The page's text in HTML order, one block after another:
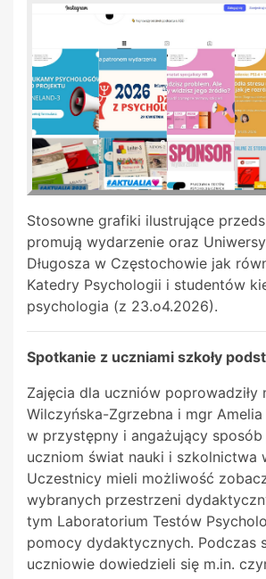
Stosowne grafiki ilustrujące
promują wydarzenie oraz
Długosza w Częstochowie jak
Katedry Psychologii i studentów
psychologia (z 23.o4.2026).
Spotkanie z uczniami szkoły
Zajęcia dla uczniów poprowadziły
Wilczyńska-Zgrzebna i mgr
w przystępny i angażujący sposób
uczniom świat nauki i szkolnictwa
Uczestnicy mieli możliwość
wybranych przestrzeni
tym Laboratorium Testów
pomocy dydaktycznych. Podczas
uczniowie dowiedzieli się m.in.